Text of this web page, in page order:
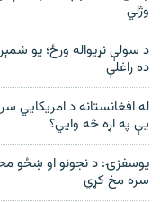
وژلي
د سولې نړیواله ورځ؛ یو
ده راغلې
له افغانستانه د امریکايي
یې په اړه څه وايي؟
یوسفزۍ: د نجونو او ښځو
سره مخ کړي